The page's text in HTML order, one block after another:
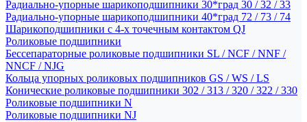
Радиально-упорные шарикоподшипники 30*град 30 / 32 / 33
Радиально-упорные шарикоподшипники 40*град 72 / 73 / 74
Шарикоподшипники с 4-х точечным контактом QJ
Роликовые подшипники
Бессепараторные роликовые подшипники SL / NCF / NNF /
NNCF / NJG
Кольца упорных роликовых подшипников GS / WS / LS
Конические роликовые подшипники 302 / 313 / 320 / 322 / 330
Роликовые подшипники N
Роликовые подшипники NJ